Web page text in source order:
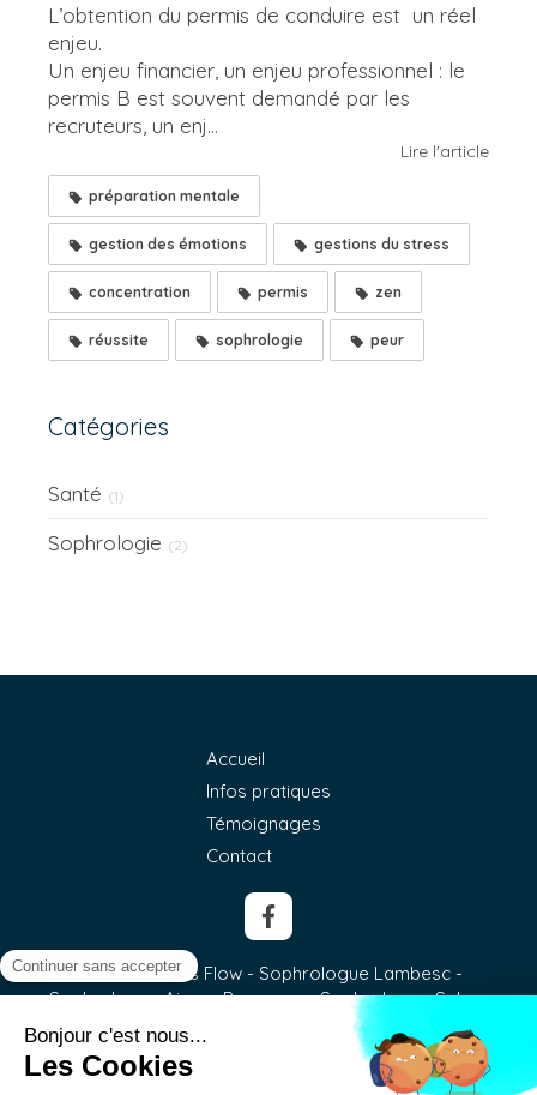
L’obtention du permis de conduire est un réel
enjeu.
Un enjeu financier, un enjeu professionnel : le
permis B est souvent demandé par les
recruteurs, un enj...
Lire l'article
préparation mentale
gestion des émotions gestions du stress
concentration permis zen
réussite sophrologie peur
Catégories
Santé (1)
Sophrologie (2)
Accueil
Infos pratiques
Témoignages
Contact
©2018 Instants Flow - Sophrologue Lambesc -
Sophrologue Aix-en-Provence - Sophrologue Salon-